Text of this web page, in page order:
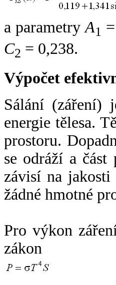
a parametryA1
C2 = 0,238.
Výpočet
Sálání (záření)
energie tělesa.
prostoru.
se odráží a část
závisí na jakosti
žádné hmotné
Pro výkon
zákon